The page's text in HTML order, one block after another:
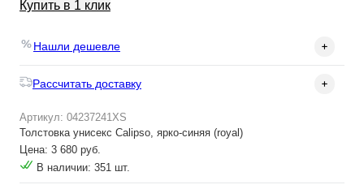
Купить в 1 клик
Нашли дешевле
Рассчитать доставку
Артикул: 04237241XS
Толстовка унисекс Calipso, ярко-синяя (royal)
Цена: 3 680 руб.
В наличии: 351 шт.